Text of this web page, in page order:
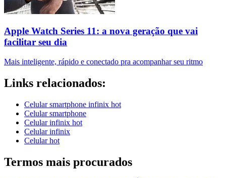
Apple Watch Series 11: a nova geração que vai
facilitar seu dia
Mais inteligente, rápido e conectado pra acompanhar seu ritmo
Links relacionados:
Celular smartphone infinix hot
Celular smartphone
Celular infinix hot
Celular infinix
Celular hot
Termos mais procurados